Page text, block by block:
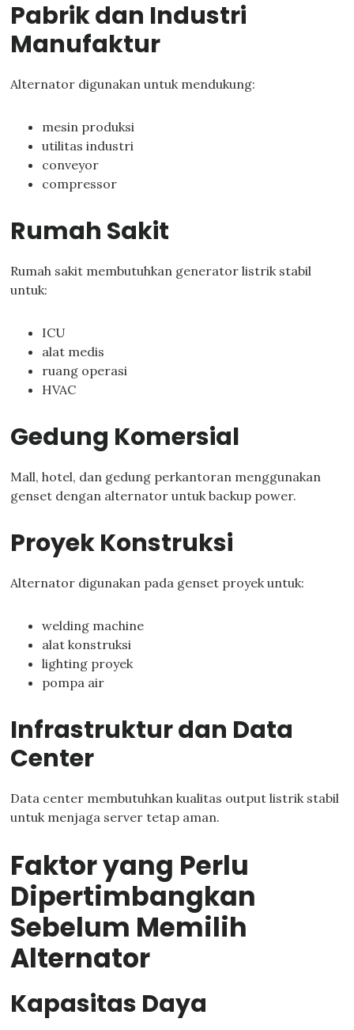
Pabrik dan Industri
Manufaktur
Alternator digunakan untuk mendukung:
mesin produksi
utilitas industri
conveyor
compressor
Rumah Sakit
Rumah sakit membutuhkan generator listrik stabil
untuk:
ICU
alat medis
ruang operasi
HVAC
Gedung Komersial
Mall, hotel, dan gedung perkantoran menggunakan
genset dengan alternator untuk backup power.
Proyek Konstruksi
Alternator digunakan pada genset proyek untuk:
welding machine
alat konstruksi
lighting proyek
pompa air
Infrastruktur dan Data
Center
Data center membutuhkan kualitas output listrik stabil
untuk menjaga server tetap aman.
Faktor yang Perlu
Dipertimbangkan
Sebelum Memilih
Alternator
Kapasitas Daya